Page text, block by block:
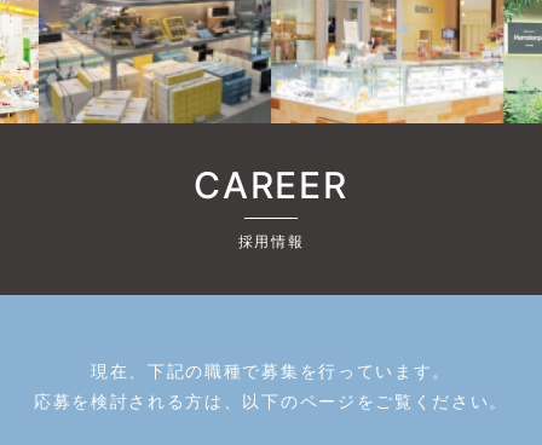
CAREER
採用情報
現在、下記の職種で募集を行っています。
応募を検討される方は、以下のページをご覧ください。